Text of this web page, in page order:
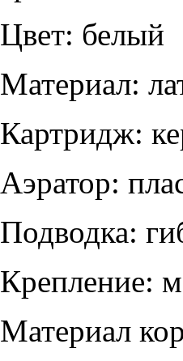
Цвет: белый
Материал:
Картридж:
Аэратор:
Подводка:
Крепление:
Материал